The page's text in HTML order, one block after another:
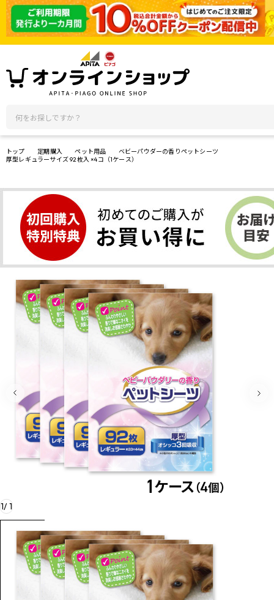
トップ 定期購入 ペット用品
ベビーパウダーの香りペットシーツ
厚型レギュラーサイズ 92枚入 ×4コ（1ケース）
1/1